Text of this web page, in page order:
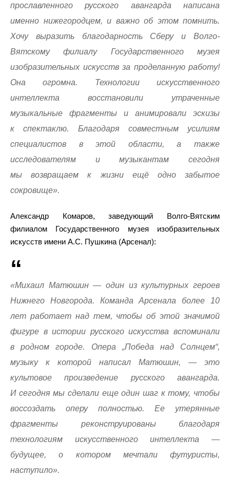
прославленного русского авангарда написана
именно нижегородцем, и важно об этом помнить.
Хочу выразить благодарность Сберу и Волго-
Вятскому филиалу Государственного музея
изобразительных искусств за проделанную работу!
Она огромна. Технологии искусственного
интеллекта восстановили утраченные
музыкальные фрагменты и анимировали эскизы
к спектаклю. Благодаря совместным усилиям
специалистов в этой области, а также
исследователям и музыкантам сегодня
мы возвращаем к жизни ещё одно забытое
сокровище».
Александр Комаров, заведующий Волго-Вятским
филиалом Государственного музея изобразительных
искусств имени А.С. Пушкина (Арсенал):
«Михаил Матюшин — один из культурных героев
Нижнего Новгорода. Команда Арсенала более 10
лет работает над тем, чтобы об этой значимой
фигуре в истории русского искусства вспоминали
в родном городе. Опера „Победа над Солнцем“,
музыку к которой написал Матюшин, — это
культовое произведение русского авангарда.
И сегодня мы сделали еще один шаг к тому, чтобы
воссоздать оперу полностью. Ее утерянные
фрагменты реконструированы благодаря
технологиям искусственного интеллекта —
будущее, о котором мечтали футуристы,
наступило».